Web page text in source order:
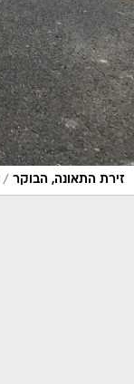
זירת התאונה, הבוקר /